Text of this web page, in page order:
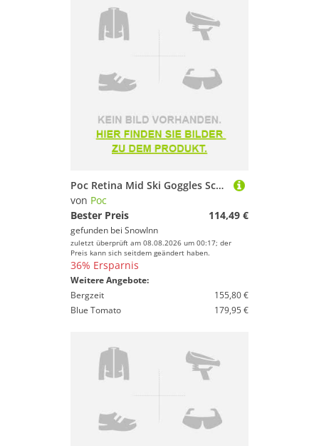
Poc Retina Mid Ski Goggles Schwarz Partly Sunny Orange/CAT2
von Poc
Bester Preis
114,49 €
gefunden bei SnowInn
zuletzt überprüft am 08.08.2026 um 00:17; der
Preis kann sich seitdem geändert haben.
36% Ersparnis
Weitere Angebote:
Bergzeit
155,80 €
Blue Tomato
179,95 €